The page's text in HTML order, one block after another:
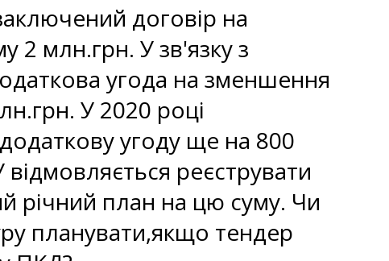
договір на
2 млн.грн. У зв'язку з
угода на зменшення
У 2020 році
угоду ще на 800
реєструвати
річний план на цю суму. Чи
планувати,якщо тендер